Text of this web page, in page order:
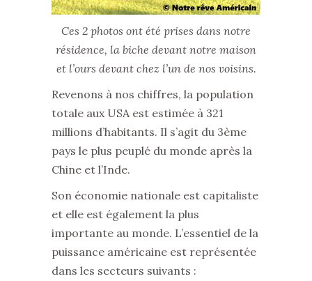
Ces 2 photos ont été prises dans notre
résidence, la biche devant notre maison
et l’ours devant chez l’un de nos voisins.
Revenons à nos chiffres, la population
totale aux USA est estimée à 321
millions d’habitants. Il s’agit du 3ème
pays le plus peuplé du monde après la
Chine et l’Inde.
Son économie nationale est capitaliste
et elle est également la plus
importante au monde. L’essentiel de la
puissance américaine est représentée
dans les secteurs suivants :